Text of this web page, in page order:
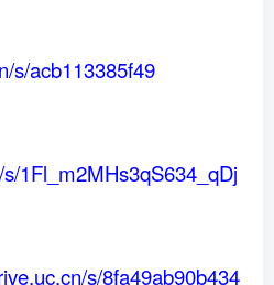
s/acb113385f49
1Fl_m2MHs3qS634_qDj
s/8fa49ab90b434